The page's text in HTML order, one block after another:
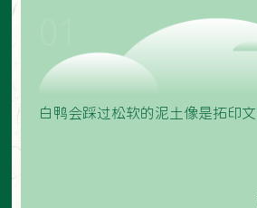
白鸭会踩过松软的泥土像是拓印文